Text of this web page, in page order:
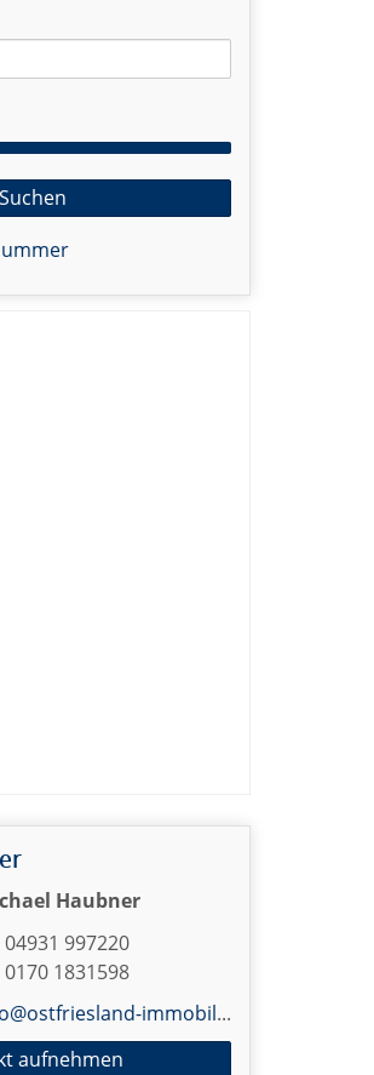
Haubner
04931 997220
0170 1831598
info@ostfriesland-immobilien.de
aufnehmen